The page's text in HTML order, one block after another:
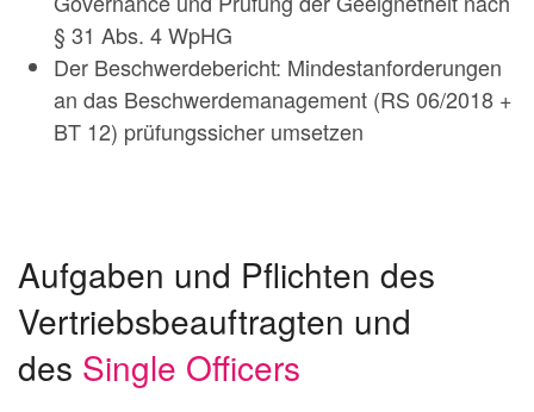
§ 31 Abs. 4 WpHG
Der Beschwerdebericht: Mindestanforderungen
an das Beschwerdemanagement (RS 06/2018 +
BT 12) prüfungssicher umsetzen
Aufgaben und Pflichten des
Vertriebsbeauftragten und
des Single Officers